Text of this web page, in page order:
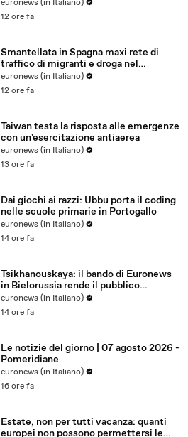
euronews (in Italiano)
12 ore fa
Smantellata in Spagna maxi rete di
traffico di migranti e droga nel
Mediterraneo: 78 arresti
euronews (in Italiano)
12 ore fa
Taiwan testa la risposta alle emergenze
con un'esercitazione antiaerea
euronews (in Italiano)
13 ore fa
Dai giochi ai razzi: Ubbu porta il coding
nelle scuole primarie in Portogallo
euronews (in Italiano)
14 ore fa
Tsikhanouskaya: il bando di Euronews
in Bielorussia rende il pubblico
bersaglio della repressione
euronews (in Italiano)
14 ore fa
Le notizie del giorno | 07 agosto 2026 -
Pomeridiane
euronews (in Italiano)
16 ore fa
Estate, non per tutti vacanza: quanti
europei non possono permettersi le